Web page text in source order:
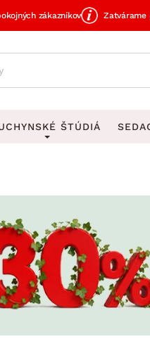
zákazníkov Zatvárame
Obrazy
Zrkadlá
Hodiny
Vázy
Zobrazit vše
ŠTÚDIÁ